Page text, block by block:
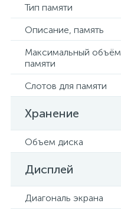
Тип памяти
Описание, память
Максимальный объём
памяти
Слотов для памяти
Хранение
Объем диска
Дисплей
Диагональ экрана